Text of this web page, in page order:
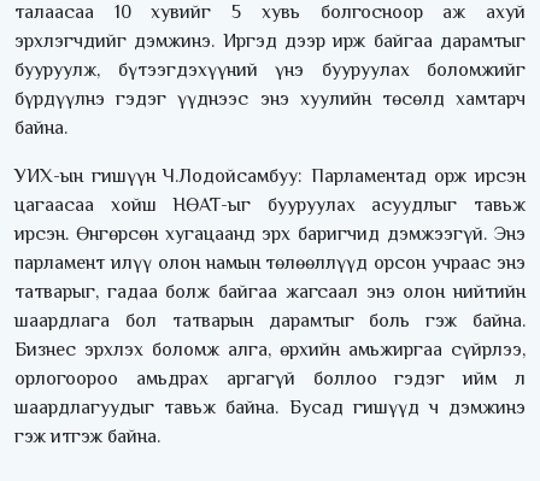
талаасаа 10 хувийг 5 хувь болгосноор аж ахуй
эрхлэгчдийг дэмжинэ. Иргэд дээр ирж байгаа дарамтыг
бууруулж, бүтээгдэхүүний үнэ бууруулах боломжийг
бүрдүүлнэ гэдэг үүднээс энэ хуулийн төсөлд хамтарч
байна.
УИХ-ын гишүүн Ч.Лодойсамбуу: Парламентад орж ирсэн
цагаасаа хойш НӨАТ-ыг бууруулах асуудлыг тавьж
ирсэн. Өнгөрсөн хугацаанд эрх баригчид дэмжээгүй. Энэ
парламент илүү олон намын төлөөллүүд орсон учраас энэ
татварыг, гадаа болж байгаа жагсаал энэ олон нийтийн
шаардлага бол татварын дарамтыг боль гэж байна.
Бизнес эрхлэх боломж алга, өрхийн амьжиргаа сүйрлээ,
орлогоороо амьдрах аргагүй боллоо гэдэг ийм л
шаардлагуудыг тавьж байна. Бусад гишүүд ч дэмжинэ
гэж итгэж байна.